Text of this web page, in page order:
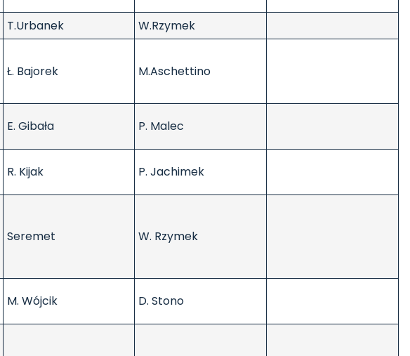
T.Urbanek W.Rzymek
Ł. Bajorek M.Aschettino
E. Gibała P. Malec
R. Kijak P. Jachimek
Seremet W. Rzymek
M. Wójcik D. Stono